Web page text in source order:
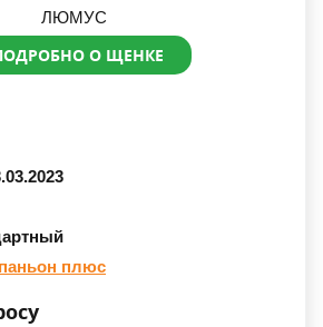
ЛЮМУС
О ЩЕНКЕ
плюс